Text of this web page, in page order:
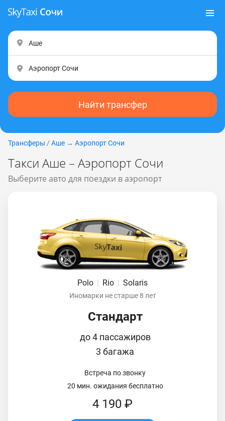
Найти трансфер
Трансферы / Аше → Аэропорт Сочи
Такси Аше – Аэропорт Сочи
Выберите авто для поездки в аэропорт
Polo | Rio | Solaris
Иномарки не старше 8 лет
Стандарт
до 4 пассажиров
3 багажа
Встреча по звонку
20 мин. ожидания бесплатно
4 190 ₽